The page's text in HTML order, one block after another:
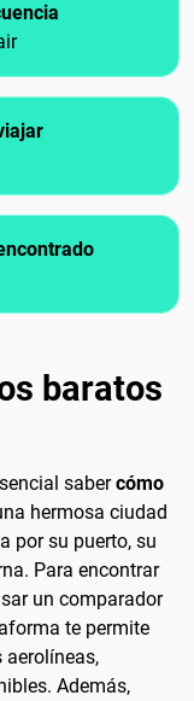
baratos
sabercómo
hermosa ciudad
por su puerto, su
Para encontrar
un comparador
te permite
aerolíneas,
Además,